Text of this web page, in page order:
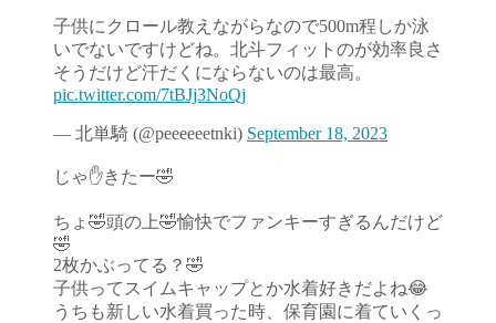
子供にクロール教えながらなので500m程しか泳
いでないですけどね。北斗フィットのが効率良さ
そうだけど汗だくにならないのは最高。
pic.twitter.com/7tBJj3NoQj
— 北単騎 (@peeeeeetnki) September 18, 2023
じゃ✋きたー🤣
ちょ🤣頭の上🤣愉快でファンキーすぎるんだけど
🤣
2枚かぶってる？🤣
子供ってスイムキャップとか水着好きだよね😂
うちも新しい水着買った時、保育園に着ていくっ